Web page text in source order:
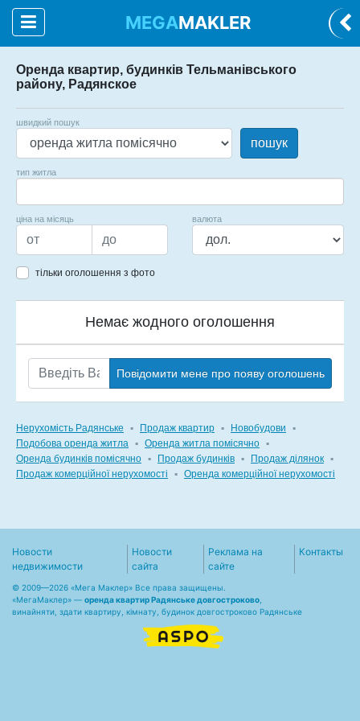
MEGAMAKLER
Оренда квартир, будинків Тельманівського
району, Радянское
швидкий пошук
пошук
тип житла
ціна на місяць валюта
тільки оголошення з фото
Немає жодного оголошення
Повідомити мене про появу оголошень
Нерухомість Радянське ▪ Продаж квартир ▪ Новобудови
▪
Подобова оренда житла ▪ Оренда житла помісячно ▪
Оренда будинків помісячно ▪ Продаж будинків ▪ Продаж ділянок ▪
Продаж комерційної нерухомості
▪ Оренда комерційної нерухомості
Новости
недвижимости
Новости
сайта
Реклама на
сайте
Контакты
© 2009—2026 «Мега Маклер» Все права защищены.
«МегаМаклер» — оренда квартир Радянське довгостроково
винайняти, здати квартиру, кімнату, будинок довгостроково Радянське